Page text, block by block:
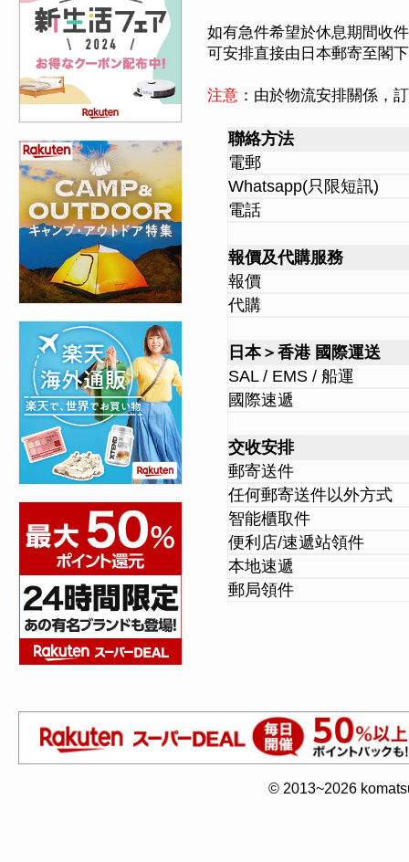
如有急件希望於休息期間收
可安排直接由日本郵寄至閣
注意 ：由於物流安排關係，
聯絡方法
電郵
Whatsapp(只限短訊)
電話
報價及代購服務
報價
代購
日本＞香港 國際運送
SAL / EMS / 船運
國際速遞
交收安排
郵寄送件
任何郵寄送件以外方式
智能櫃取件
便利店/速遞站領件
本地速遞
郵局領件
© 2013~2026